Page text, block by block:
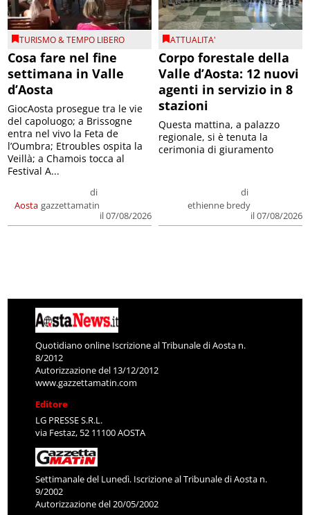
TURISMO & TEMPO LIBERO
Cosa fare nel fine
settimana in Valle
d’Aosta
Aosta
di
gazzettamatin
il 07/08/2026
GiocAosta prosegue tra le vie
del capoluogo; a Brissogne
entra nel vivo la Feta de
l’Oumbra; Etroubles ospita la
Veillà; a Chamois tocca al
Festival A...
ATTUALITA'
Corpo forestale della
Valle d’Aosta: 12 nuovi
agenti in servizio in 8
stazioni
di
ethienne bredy
il 07/08/2026
Questa mattina, a palazzo
regionale, si è tenuta la
cerimonia di giuramento
Quotidiano online Iscrizione al Tribunale di Aosta n.
8/2012
Autorizzazione del 13/12/2012
www.gazzettamatin.com
Editore
LG PRESSE S.R.L.
via Festaz, 52 11100 AOSTA
Settimanale del Lunedì. Iscrizione al Tribunale di Aosta n.
9/2002
Autorizzazione del 20/05/2002